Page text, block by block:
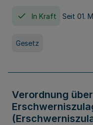
In Kraft Seit 01.
Gesetz
Verordnung